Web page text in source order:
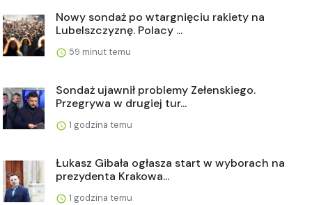
Nowy sondaż po wtargnięciu rakiety na
Lubelszczyznę. Polacy ...
59 minut temu
Sondaż ujawnił problemy Zełenskiego.
Przegrywa w drugiej tur...
1 godzina temu
Łukasz Gibała ogłasza start w wyborach na
prezydenta Krakowa...
1 godzina temu